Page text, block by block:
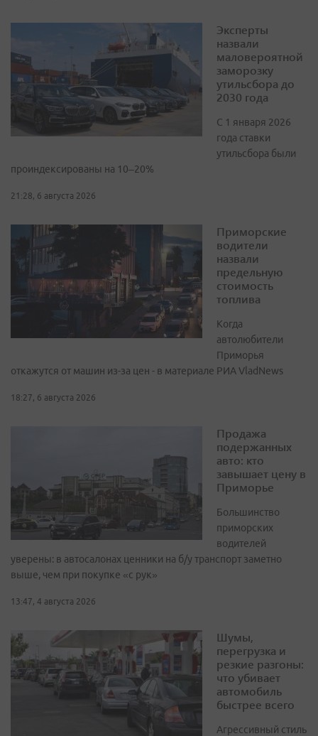
Эксперты
назвали
маловероятной
заморозку
утильсбора до
2030 года
С 1 января 2026
года ставки
утильсбора были
проиндексированы на 10–20%
21:28, 6 августа 2026
Приморские
водители
назвали
предельную
стоимость
топлива
Когда
автолюбители
Приморья
откажутся от машин из-за цен - в материале РИА VladNews
18:27, 6 августа 2026
Продажа
подержанных
авто: кто
завышает цену в
Приморье
Большинство
приморских
водителей
уверены: в автосалонах ценники на б/у транспорт заметно
выше, чем при покупке «с рук»
13:47, 4 августа 2026
Шумы,
перегрузка и
резкие разгоны:
что убивает
автомобиль
быстрее всего
Агрессивный стиль